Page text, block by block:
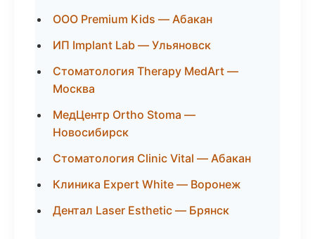
ООО Premium Kids — Абакан
ИП Implant Lab — Ульяновск
Стоматология Therapy MedArt —
Москва
МедЦентр Ortho Stoma —
Новосибирск
Стоматология Clinic Vital — Абакан
Клиника Expert White — Воронеж
Дентал Laser Esthetic — Брянск